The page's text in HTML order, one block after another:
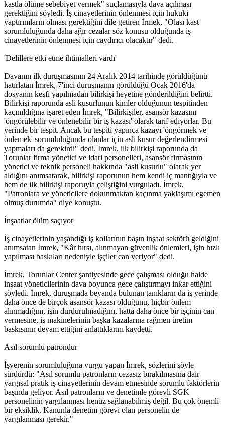
kastla ölüme sebebiyet vermek" suçlamasıyla dava açılması
gerektiğini söyledi. İş cinayetlerinin önlenmesi için hukuki
yaptırımların olması gerektiğini dile getiren İrmek, "Olası kast
sorumluluğunda daha ağır cezalar söz konusu olduğunda iş
cinayetlerinin önlenmesi için caydırıcı olacaktır" dedi.
'Delillere etki etme ihtimalleri vardı'
Davanın ilk duruşmasının 24 Aralık 2014 tarihinde görüldüğünü
hatırlatan İmrek, 7'inci duruşmanın görüldüğü Ocak 2016'da
dosyanın keşfi yapılmadan bilirkişi heyetine gönderildiğini belirtti.
Bilirkişi raporunda asli kusurlunun kimler olduğunun tespitinden
kaçınıldığına işaret eden İmrek, "Bilirkişiler, asansör kazasını
'öngörülebilir ve önlenebilir bir iş kazası' olarak tarif ediyorlar. Bu
yerinde bir tespit. Ancak bu tespiti yapınca kazayı 'öngörmek ve
önlemek' sorumluluğunda olanlar için asli kusur değerlendirmesi
yapmaları da gerekirdi" dedi. İmrek, ilk bilirkişi raporunda da
Torunlar firma yönetici ve idari personelleri, asansör firmasının
yönetici ve teknik personeli hakkında "asli kusurlu" olarak yer
aldığını anımsatarak, bilirkişi raporunun hem kendi iç mantığıyla ve
hem de ilk bilirkişi raporuyla çeliştiğini vurguladı. İmrek,
"Patronlara ve yöneticilere dokunmaktan kaçınma yaklaşımı egemen
olmuş durumda" diye konuştu.
İnşaatlar ölüm saçıyor
İş cinayetlerinin yaşandığı iş kollarının başın inşaat sektörü geldiğini
anımsatan İmrek, "Kâr hırsı, alınmayan güvenlik önlemleri, işin hızlı
yapılması baskıları nedeniyle işçiler can veriyor" dedi.
İmrek, Torunlar Center şantiyesinde gece çalışması olduğu halde
inşaat yöneticilerinin dava boyunca gece çalıştırmayı inkar ettiğini
söyledi. İmrek, duruşmada beyanda bulunan tanıkların da iş yerinde
daha önce de birçok asansör kazası olduğunu, hiçbir önlem
alınmadığını, işin durdurulmadığını, hatta daha önce bir işçinin can
vermesine, iş makinelerinin başka kazalarına rağmen üretim
baskısının devam ettiğini anlattıklarını kaydetti.
Asıl sorumlu patrondur
İşverenin sorumluluğuna vurgu yapan İmrek, sözlerini şöyle
sürdürdü: "Asıl sorumlu patronların cezasız bırakılmasına dair
yargısal pratik iş cinayetlerinin devam etmesinde sorumlu faktörlerin
başında geliyor. Asıl patronların ve denetimle görevli SGK
personelinin yargılanması henüz sağlanabilmiş değil. Bu çok önemli
bir eksiklik. Kanunla denetim görevi olan personelin de
yargılanması gerekir."